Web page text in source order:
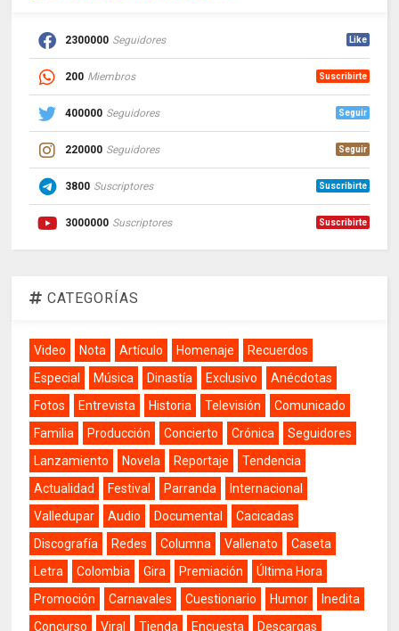
2300000 Seguidores Like
200 Miembros Suscribirte
400000 Seguidores Seguir
220000 Seguidores Seguir
3800 Suscriptores Suscribirte
3000000 Suscriptores Suscribirte
CATEGORÍAS
Video Nota Artículo Homenaje
Recuerdos
Especial
Música Dinastía Exclusivo
Anécdotas
Fotos
Entrevista Historia Televisión
Comunicado
Familia
Producción Concierto Crónica
Seguidores
Lanzamiento
Novela Reportaje
Tendencia
Actualidad
Festival Parranda
Internacional
Valledupar
Audio Documental
Cacicadas
Discografía
Redes Columna Vallenato
Caseta
Letra
Colombia Gira Premiación
Última Hora
Promoción
Carnavales Cuestionario Humor
Inedita
Concurso
Viral Tienda Encuesta Descargas